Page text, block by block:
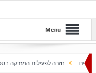
Menu
המזרקה בספורטק כרמי גת